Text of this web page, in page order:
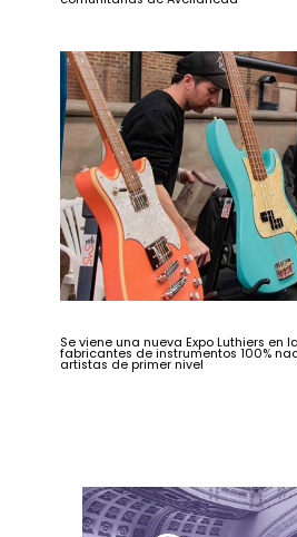
Se viene una nueva Expo Luthiers en
fabricantes de instrumentos 100%
artistas de primer nivel